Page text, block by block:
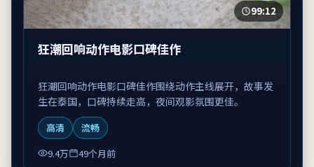
99:12
狂潮回响动作电影口碑佳作
狂潮回响动作电影口碑佳作围绕动作主线展开，故事发
生在泰国，口碑持续走高，夜间观影氛围更佳。
高清
流畅
9.4万
49个月前